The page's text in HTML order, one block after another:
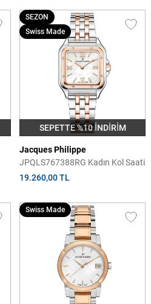
SEPETTE %10 İNDİRİM
SEZON
Swiss Made
Jacques Philippe
JPQLS767388RG Kadın Kol Saati
19.260,00 TL
Swiss Made